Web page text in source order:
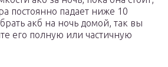
постоянно падает ниже 10
акб на ночь домой, так вы
его полную или частичную